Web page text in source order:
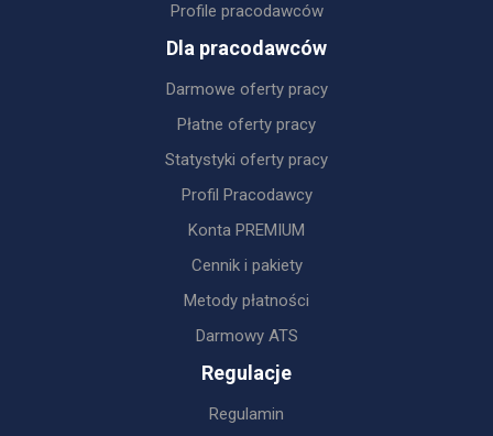
Profile pracodawców
Dla pracodawców
Darmowe oferty pracy
Płatne oferty pracy
Statystyki oferty pracy
Profil Pracodawcy
Konta PREMIUM
Cennik i pakiety
Metody płatności
Darmowy ATS
Regulacje
Regulamin